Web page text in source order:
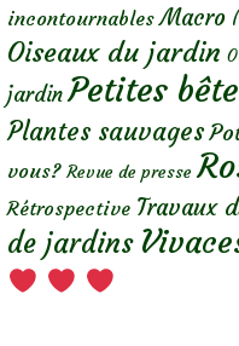
incontournables Macro
Oiseaux du jardin
jardin Petites
Plantes sauvages
vous? Revue de presse
Rétrospective Travaux
de jardins